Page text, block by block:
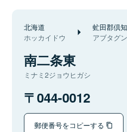
北海道
ホッカイドウ
虻田郡倶
アブタグ
南二条東
ミナミ2ジョウヒガシ
044-0012
郵便番号をコピーする